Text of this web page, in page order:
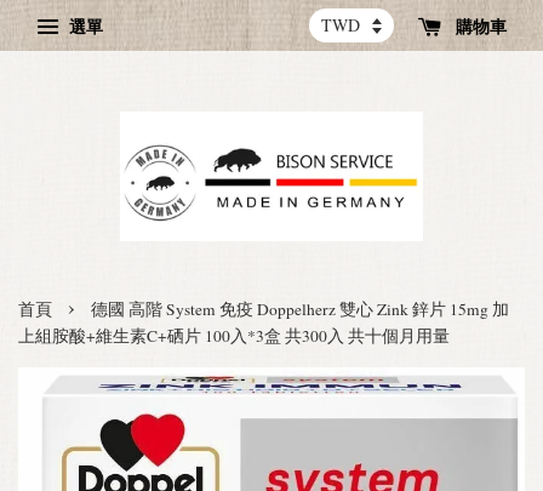
選單 購物車
首頁 ›
德國 高階 System 免疫 Doppelherz 雙心 Zink 鋅片 15mg 加
上組胺酸+維生素C+硒片 100入*3盒 共300入 共十個月用量